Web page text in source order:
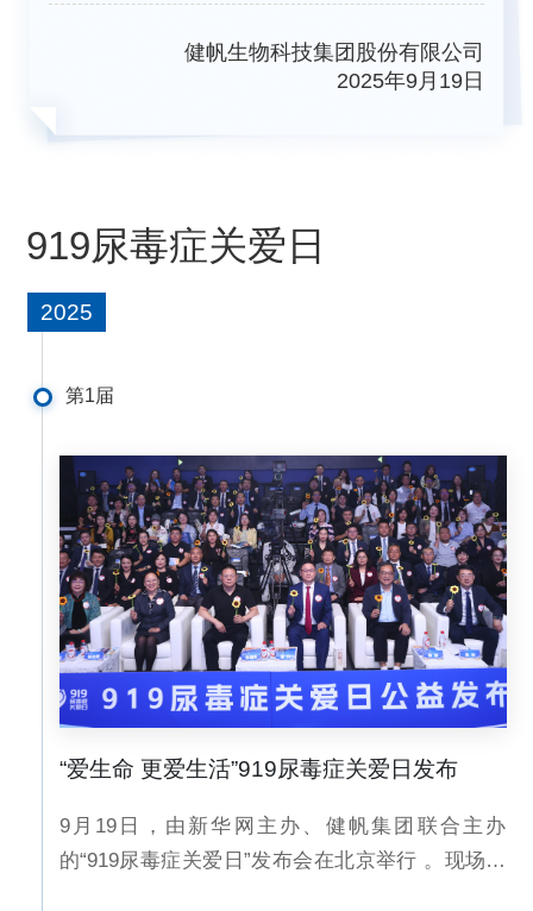
健帆生物科技集团股份有限公司
2025年9月19日
919尿毒症关爱日
2025
第1届
“爱生命 更爱生活”919尿毒症关爱日发布
9月19日，由新华网主办、健帆集团联合主办
的“919尿毒症关爱日”发布会在北京举行 。现场，